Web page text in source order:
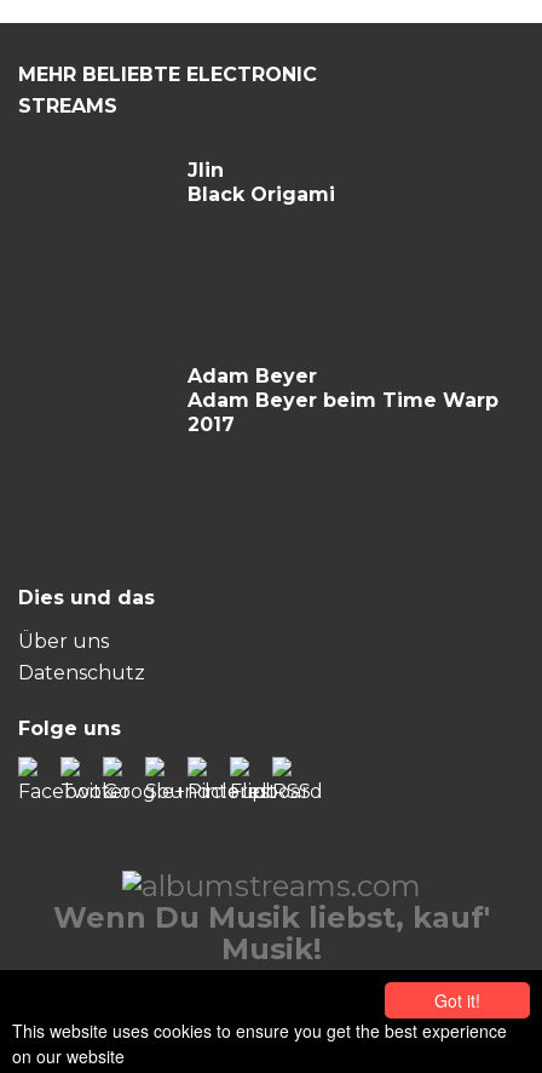
Got it!
This website uses cookies to ensure you get the best experience
on our website
MEHR BELIEBTE ELECTRONIC
STREAMS
Jlin
Black Origami
Adam Beyer
Adam Beyer beim Time Warp
2017
Dies und das
Über uns
Datenschutz
Folge uns
Wenn Du Musik liebst, kauf'
Musik!
© 2026 albumstreams.de